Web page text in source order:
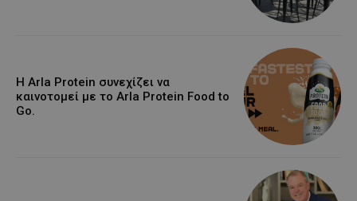
Η Arla Protein συνεχίζει να
καινοτομεί με το Arla Protein Food to
Go.